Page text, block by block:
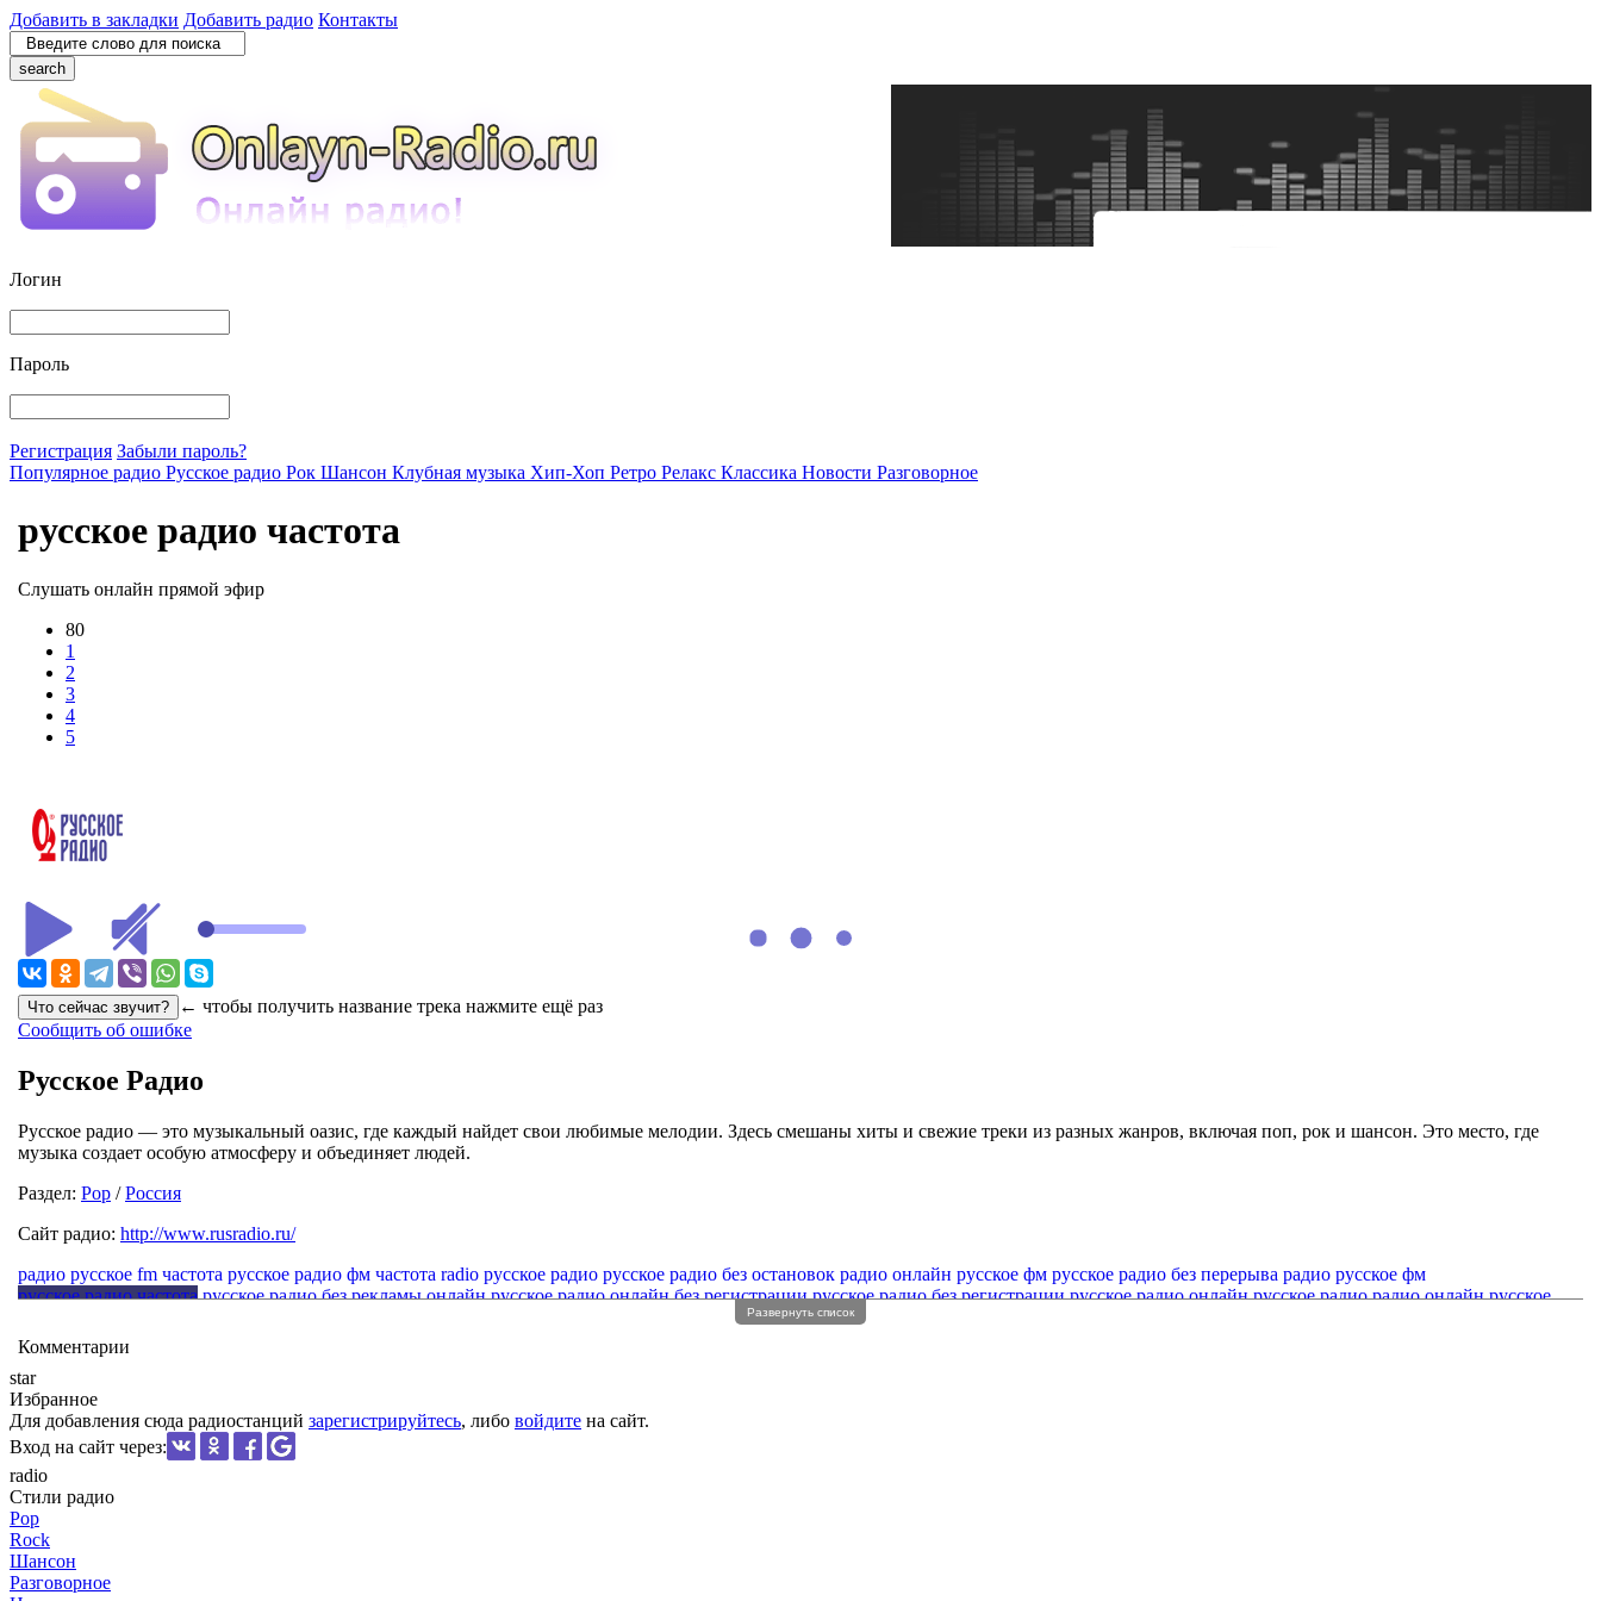
Добавить в закладки Добавить радио Контакты
search
Логин
Пароль
Регистрация Забыли пароль?
Популярное радио Русское радио Рок Шансон Клубная музыка Хип-Хоп Ретро Релакс Классика Новости Разговорное
русское радио частота
Слушать онлайн прямой эфир
80
1
2
3
4
5
← чтобы получить название трека нажмите ещё раз
Сообщить об ошибке
Русское Радио
Русское радио — это музыкальный оазис, где каждый найдет свои любимые мелодии. Здесь смешаны хиты и свежие треки из разных жанров, включая поп, рок и шансон. Это место, где
музыка создает особую атмосферу и объединяет людей.
Раздел: Pop /Россия
Сайт радио: http://www.rusradio.ru/
радио русское fm частота русское радио фм частота radio русское радио русское радио без остановок радио онлайн русское фм русское радио без перерыва радио русское фм
русское радио частота русское радио без рекламы онлайн русское радио онлайн без регистрации русское радио без регистрации русское радио онлайн русское радио радио онлайн русское
Развернуть список
Комментарии
star
Избранное
Для добавления сюда радиостанций зарегистрируйтесь, либо войдите на сайт.
Вход на сайт через:
radio
Стили радио
Pop
Rock
Шансон
Разговорное